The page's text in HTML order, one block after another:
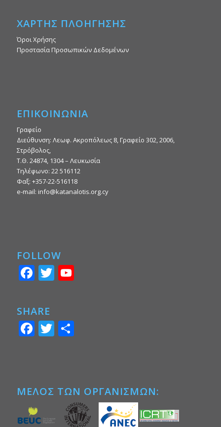
ΧΑΡΤΗΣ ΠΛΟΗΓΗΣΗΣ
Όροι Χρήσης
Προστασία Προσωπικών Δεδομένων
ΕΠΙΚΟΙΝΩΝΙΑ
Γραφείο
Διεύθυνση: Λεωφ. Ακροπόλεως 8, Γραφείο 302, 2006,
Στρόβολος,
Τ.Θ. 24874, 1304 – Λευκωσία
Τηλέφωνο: 22 516112
Φαξ: +357-22-516118
e-mail: info@katanalotis.org.cy
FOLLOW
Facebook
Twitter
YouTube
SHARE
Facebook
Twitter
Μοιραστείτε
ΜΕΛΟΣ ΤΩΝ ΟΡΓΑΝΙΣΜΩΝ: